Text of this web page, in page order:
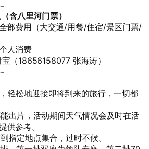
含八里河门票）
部费用（大交通/用餐/住宿/景区门票/
人消费
（18656158077 张海涛）
轻松地迎接即将到来的旅行，一切都
出片，活动期间天气情况会及时在活
供参考。
指定地点集合，过时不候。